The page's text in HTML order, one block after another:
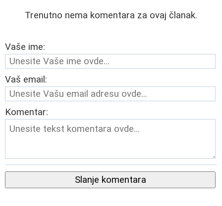
Trenutno nema komentara za ovaj članak.
Vaše ime:
Vaš email:
Komentar:
Slanje komentara